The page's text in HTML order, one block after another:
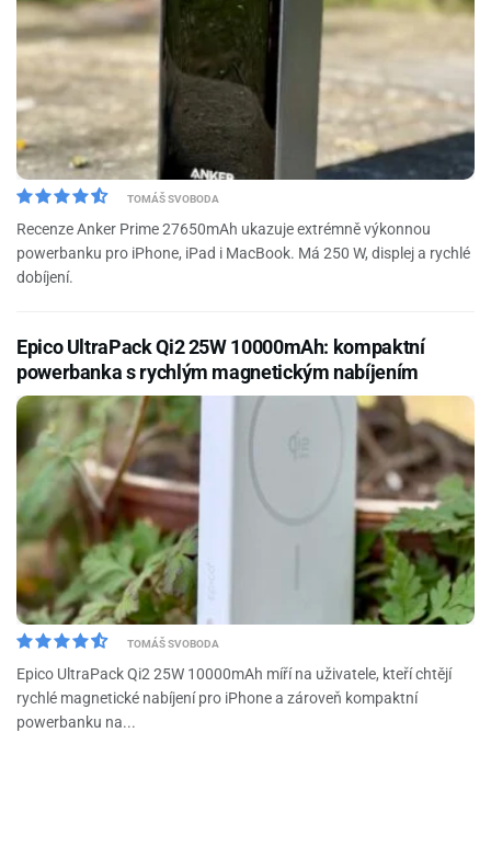
TOMÁŠ SVOBODA
Recenze Anker Prime 27650mAh ukazuje extrémně výkonnou
powerbanku pro iPhone, iPad i MacBook. Má 250 W, displej a rychlé
dobíjení.
Epico UltraPack Qi2 25W 10000mAh: kompaktní
powerbanka s rychlým magnetickým nabíjením
TOMÁŠ SVOBODA
Epico UltraPack Qi2 25W 10000mAh míří na uživatele, kteří chtějí
rychlé magnetické nabíjení pro iPhone a zároveň kompaktní
powerbanku na...